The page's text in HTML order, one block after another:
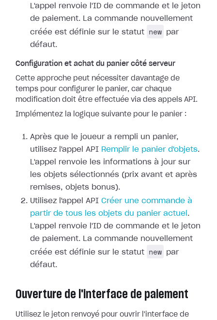
L'appel renvoie l'ID de commande et le jeton
de paiement. La commande nouvellement
créée est définie sur le statut
new
par
défaut.
Configuration et achat du panier côté serveur
Cette approche peut nécessiter davantage de
temps pour configurer le panier, car chaque
modification doit être effectuée via des appels API.
Implémentez la logique suivante pour le panier :
Après que le joueur a rempli un panier,
utilisez l'appel API Remplir le panier d'objets.
L'appel renvoie les informations à jour sur
les objets sélectionnés (prix avant et après
remises, objets bonus).
Utilisez l'appel API Créer une commande à
partir de tous les objets du panier actuel .
L'appel renvoie l'ID de commande et le jeton
de paiement. La commande nouvellement
créée est définie sur le statut
new
par
défaut.
Ouverture de l'interface de paiement
Utilisez le jeton renvoyé pour ouvrir l'interface de